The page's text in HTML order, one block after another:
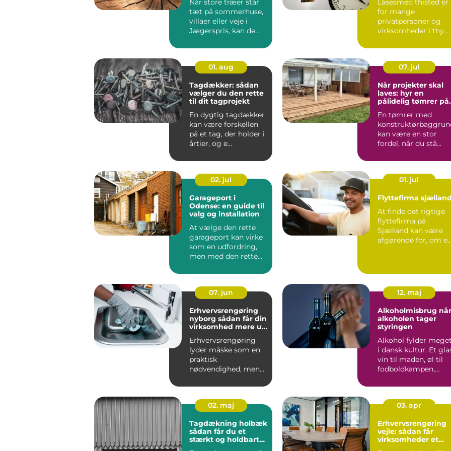
Når store træer står
tæt på sommerhuse,
villaer eller veje i
Jægerspris, kan de
Låsesmed thisted er
for mange
privatpersoner og
virksomheder i thy
tryghed, hurtig hjæ...
01. aug
Tagdækker: sådan
vælger du den rette
til dit tagprojekt
En dygtig tagdækker
kan være forskellen
på et tag, der holder i
årtier, og e...
07. jul
Når projekter skal
laves: hyr en
pålidelig tømrer på
En tømrer med
kan være en stor
fordel, når du stå...
02. jul
Garageport i
Odense: en guide til
valg og installation
At vælge den rette
garageport kan virke
som en udfordring,
men med den rette
01. jul
Flyttefirma sjælland
At finde det rigtige
flyttefirma på
Sjælland kan være
afgørende for, om
07. jun
Erhvervsrengøring
nyborg sådan får din
virksomhed mere ud
Erhvervsrengøring
lyder måske som en
praktisk
nødvendighed, men
virksomheder i
Nyborg er d...
12. maj
Alkoholmisbrug når
alkoholen tager
styringen
Alkohol fylder meget
i dansk kultur. Et
vin til maden, øl til
fodboldkampen,
02. maj
Tagdækning holbæk
sådan får du et
stærkt og holdbart
03. apr
Erhvervsrengøring
vejle: sådan får
virksomheder et